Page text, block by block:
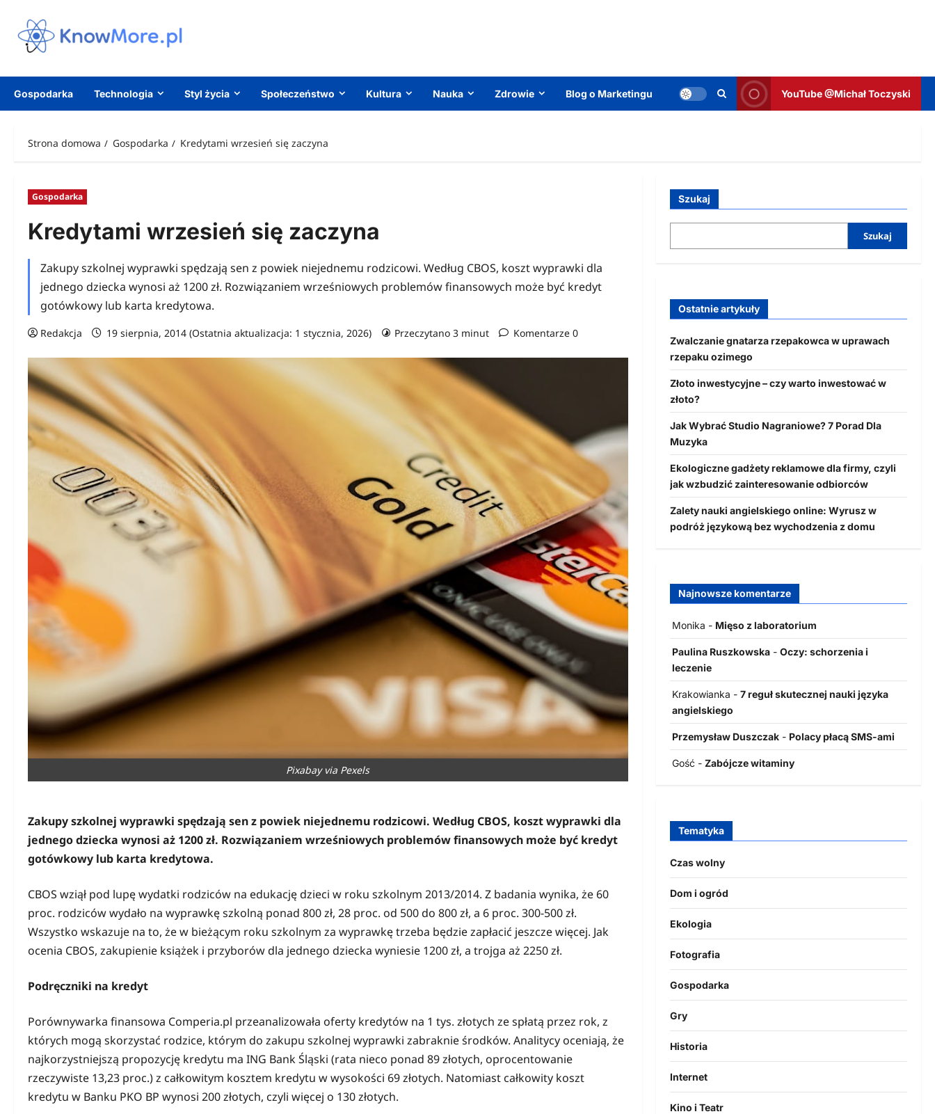
treści
Gospodarka Technologia Styl życia Społeczeństwo Kultura Nauka Zdrowie Blog o Marketingu YouTube @Michał Toczyski
Strona domowa Gospodarka Kredytami wrzesień się zaczyna
Gospodarka
Kredytami wrzesień się zaczyna
Zakupy szkolnej wyprawki spędzają sen z powiek niejednemu rodzicowi. Według CBOS, koszt wyprawki dla
jednego dziecka wynosi aż 1200 zł. Rozwiązaniem wrześniowych problemów finansowych może być kredyt
gotówkowy lub karta kredytowa.
Redakcja 19 sierpnia, 2014 (Ostatnia aktualizacja: 1 stycznia, 2026) Przeczytano 3 minut Komentarze 0
Pixabay via Pexels
Zakupy szkolnej wyprawki spędzają sen z powiek niejednemu rodzicowi. Według CBOS, koszt wyprawki dla
jednego dziecka wynosi aż 1200 zł. Rozwiązaniem wrześniowych problemów finansowych może być kredyt
gotówkowy lub karta kredytowa.
CBOS wziął pod lupę wydatki rodziców na edukację dzieci w roku szkolnym 2013/2014. Z badania wynika, że 60
proc. rodziców wydało na wyprawkę szkolną ponad 800 zł, 28 proc. od 500 do 800 zł, a 6 proc. 300-500 zł.
Wszystko wskazuje na to, że w bieżącym roku szkolnym za wyprawkę trzeba będzie zapłacić jeszcze więcej. Jak
ocenia CBOS, zakupienie książek i przyborów dla jednego dziecka wyniesie 1200 zł, a trojga aż 2250 zł.
Podręczniki na kredyt
Porównywarka finansowa Comperia.pl przeanalizowała oferty kredytów na 1 tys. złotych ze spłatą przez rok, z
których mogą skorzystać rodzice, którym do zakupu szkolnej wyprawki zabraknie środków. Analitycy oceniają, że
najkorzystniejszą propozycję kredytu ma ING Bank Śląski (rata nieco ponad 89 złotych, oprocentowanie
rzeczywiste 13,23 proc.) z całkowitym kosztem kredytu w wysokości 69 złotych. Natomiast całkowity koszt
kredytu w Banku PKO BP wynosi 200 złotych, czyli więcej o 130 złotych.
Szukaj
Szukaj
Ostatnie artykuły
Zwalczanie gnatarza rzepakowca w uprawach
rzepaku ozimego
Złoto inwestycyjne – czy warto inwestować w
złoto?
Jak Wybrać Studio Nagraniowe? 7 Porad Dla
Muzyka
Ekologiczne gadżety reklamowe dla firmy, czyli
jak wzbudzić zainteresowanie odbiorców
Zalety nauki angielskiego online: Wyrusz w
podróż językową bez wychodzenia z domu
Najnowsze komentarze
Monika - Mięso z laboratorium
Paulina Ruszkowska- Oczy: schorzenia i
leczenie
Krakowianka - 7 reguł skutecznej nauki języka
angielskiego
Przemysław Duszczak- Polacy płacą SMS-ami
Gość - Zabójcze witaminy
Tematyka
Czas wolny
Dom i ogród
Ekologia
Fotografia
Gospodarka
Gry
Historia
Internet
Kino i Teatr